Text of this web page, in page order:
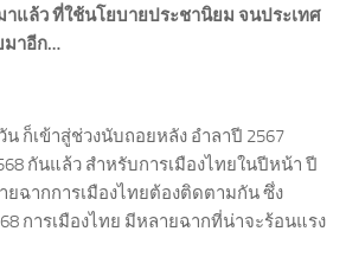
าแล้ว ที่ใช้นโยบายประชานิยม จนประเทศ
มาอีก…
น ก็เข้าสู่ช่วงนับถอยหลัง อำลาปี 2567
กันแล้ว สำหรับการเมืองไทยในปีหน้า ปี
ยฉากการเมืองไทยต้องติดตามกัน ซึ่ง
การเมืองไทย มีหลายฉากที่น่าจะร้อนแรง